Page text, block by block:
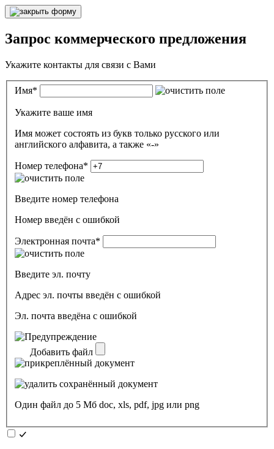
Запрос коммерческого предложения
Укажите контакты для связи с Вами
Имя*
Укажите ваше имя
Имя может состоять из букв только русского или
английского алфавита, а также «-»
Номер телефона*
Введите номер телефона
Номер введён c ошибкой
Электронная почта*
Введите эл. почту
Адрес эл. почты введён с ошибкой
Эл. почта введёна с ошибкой
Добавить файл
Один файл до 5 Мб doc, xls, pdf, jpg или png